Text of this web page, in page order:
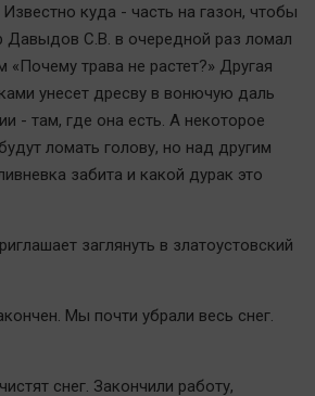
уроки
куда - часть на газон, чтобы
Давыдов С.В. в очередной раз ломал
«Почему трава не растет?» Другая
унесет дресву в вонючую даль
- там, где она есть. А некоторое
ломать голову, но над другим
забита и какой дурак это
заглянуть в златоустовский
Мы почти убрали весь снег.
снег. Закончили работу,